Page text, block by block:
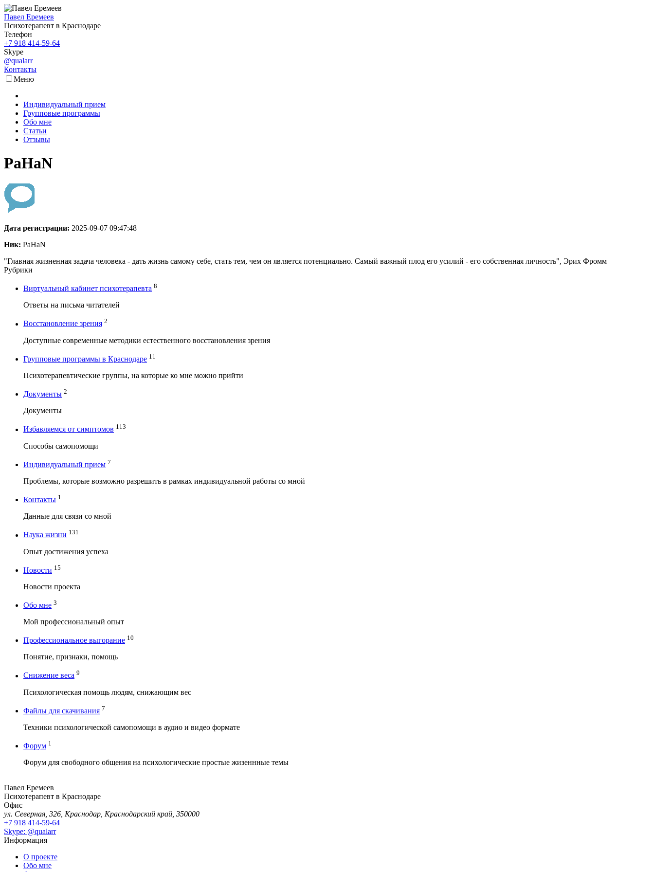
Павел Еремеев
Психотерапевт в Краснодаре
Телефон
+7 918 414-59-64
Skype
@qualarr
Контакты
Меню
Индивидуальный прием
Групповые программы
Обо мне
Статьи
Отзывы
PaHaN
Дата регистрации: 2025-09-07 09:47:48
Ник: PaHaN
"Главная жизненная задача человека - дать жизнь самому себе, стать тем, чем он является потенциально. Самый важный плод его усилий - его собственная личность", Эрих Фромм
Рубрики
Виртуальный кабинет психотерапевта 8
Ответы на письма читателей
Восстановление зрения 2
Доступные современные методики естественного восстановления зрения
Групповые программы в Краснодаре 11
Психотерапевтические группы, на которые ко мне можно прийти
Документы 2
Документы
Избавляемся от симптомов 113
Способы самопомощи
Индивидуальный прием 7
Проблемы, которые возможно разрешить в рамках индивидуальной работы со мной
Контакты 1
Данные для связи со мной
Наука жизни 131
Опыт достижения успеха
Новости 15
Новости проекта
Обо мне 3
Мой профессиональный опыт
Профессиональное выгорание 10
Понятие, признаки, помощь
Снижение веса 9
Психологическая помощь людям, снижающим вес
Файлы для скачивания 7
Техники психологической самопомощи в аудио и видео формате
Форум 1
Форум для свободного общения на психологические простые жизеннные темы
Павел Еремеев
Психотерапевт в Краснодаре
Офис
ул. Северная, 326, Краснодар, Краснодарский край, 350000
+7 918 414-59-64
Skype: @qualarr
Информация
О проекте
Обо мне